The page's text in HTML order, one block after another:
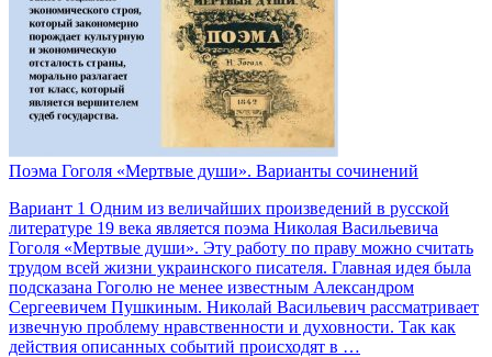
Поэма Гоголя «Мертвые души». Варианты сочинений
Вариант 1 Одним из величайших произведений в русской
литературе 19 века является поэма Николая Васильевича
Гоголя «Мертвые души». Эту работу по праву можно считать
трудом всей жизни украинского писателя. Главная идея была
подсказана Гоголю не менее известным Александром
Сергеевичем Пушкиным. Николай Васильевич рассматривает
извечную проблему нравственности и духовности. Так как
действия описанных событий происходят в …